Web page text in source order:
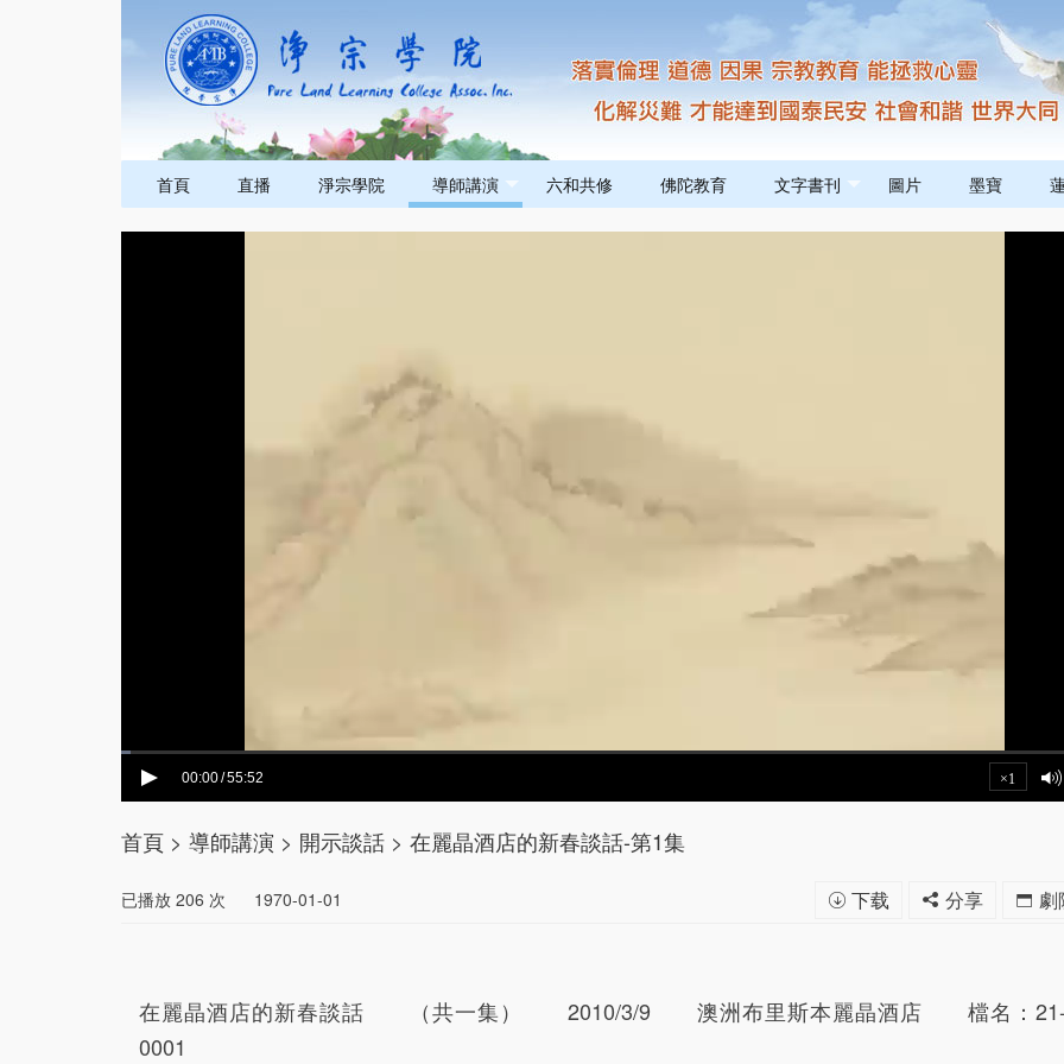
首頁 直播 淨宗學院 導師講演 六和共修 佛陀教育 文字書刊 圖片 墨寶
00:00/55:52 ×1
首頁 > 導師講演 > 開示談話 > 在麗晶酒店的新春談話-第1集
已播放 206 次 1970-01-01 劇
分享
下载
在麗晶酒店的新春談話 （共一集） 2010/3/9 澳洲布里斯本麗晶酒店 檔名：21-
0001